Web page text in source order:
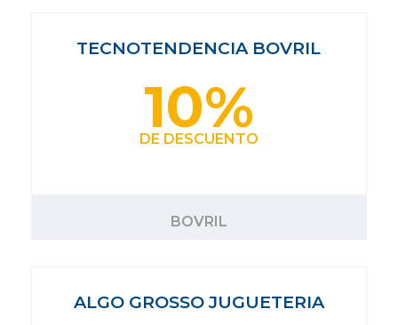
TECNOTENDENCIA BOVRIL
10%
DE DESCUENTO
BOVRIL
ALGO GROSSO JUGUETERIA